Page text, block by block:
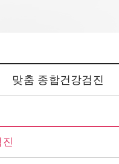
맞춤 종합건강검진
진